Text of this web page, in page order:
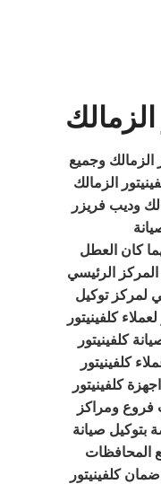
الزمالك
الزمالك وجميع
الزمالك
وديب فريزر
كان العطل
المركز الرئيسي
لمركز توكيل
كلفينيتور
كلفينيتور
كلفينيتور
كلفينيتور
فروع ومراكز
بتوكيل صيانة
كلفينيتور